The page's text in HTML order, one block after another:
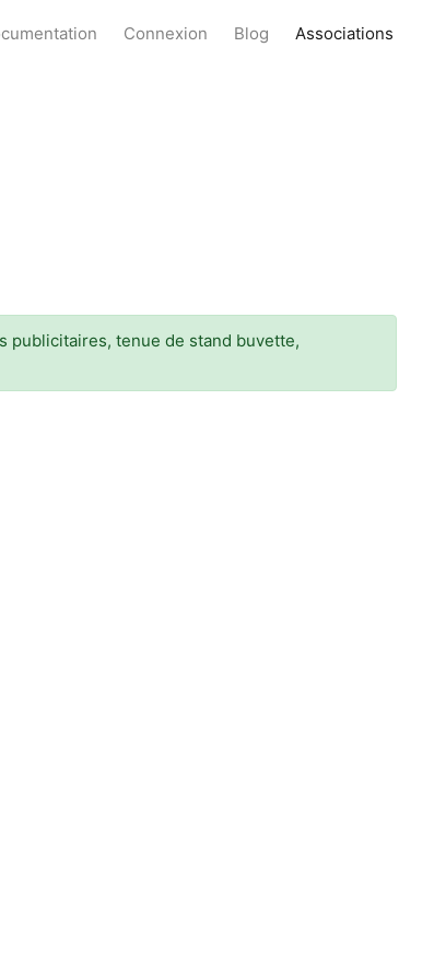
Connexion Blog Associations
publicitaires, tenue de stand buvette,